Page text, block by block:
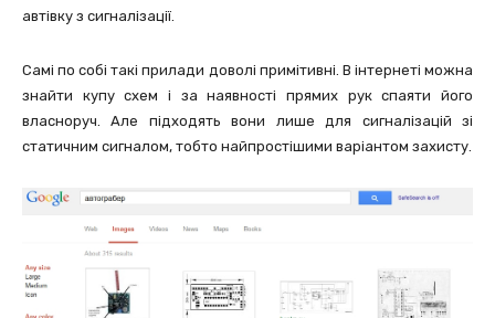
автівку з сигналізації.
Самі по собі такі прилади доволі примітивні. В інтернеті можна
знайти купу схем і за наявності прямих рук спаяти його
власноруч. Але підходять вони лише для сигналізацій зі
статичним сигналом, тобто найпростішими варіантом захисту.